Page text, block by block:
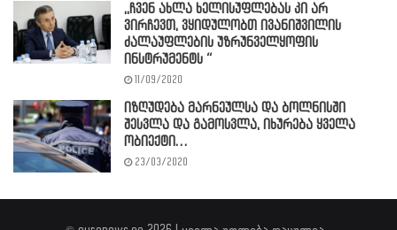
,,ჩვენ ახლა ხელისუფლებას კი არ
ვირჩევთ, ვყიდულობთ ივანიშვილის
ძალაუფლების უზრუნველყოფის
ინსტრუმენტს “
11/09/2020
იზღუდება მარნეულსა და ბოლნისში
შესვლა და გამოსვლა, იხურება ყველა
ობიექტი…
23/03/2020